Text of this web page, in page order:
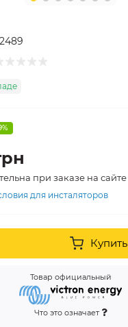
при заказе на сайте
для инсталяторов
Купить
Товар официальный
Что это означает